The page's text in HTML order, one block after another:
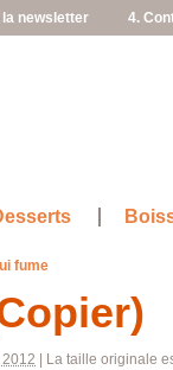
newsletter 4.
fume
La taille originale